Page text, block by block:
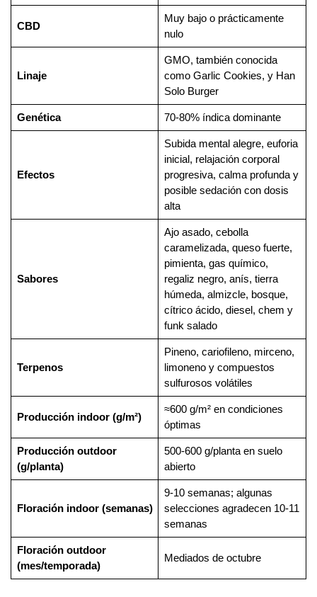
CBD
Muy bajo o prácticamente
nulo
Linaje
GMO, también conocida
como Garlic Cookies, y Han
Solo Burger
Genética 70-80% índica dominante
Efectos
Subida mental alegre, euforia
inicial, relajación corporal
progresiva, calma profunda y
posible sedación con dosis
alta
Sabores
Ajo asado, cebolla
caramelizada, queso fuerte,
pimienta, gas químico,
regaliz negro, anís, tierra
húmeda, almizcle, bosque,
cítrico ácido, diesel, chem y
funk salado
Terpenos
Pineno, cariofileno, mirceno,
limoneno y compuestos
sulfurosos volátiles
Producción indoor (g/m²)
≈600 g/m² en condiciones
óptimas
Producción outdoor
(g/planta)
500-600 g/planta en suelo
abierto
Floración indoor (semanas)
9-10 semanas; algunas
selecciones agradecen 10-11
semanas
Floración outdoor
(mes/temporada)
Mediados de octubre